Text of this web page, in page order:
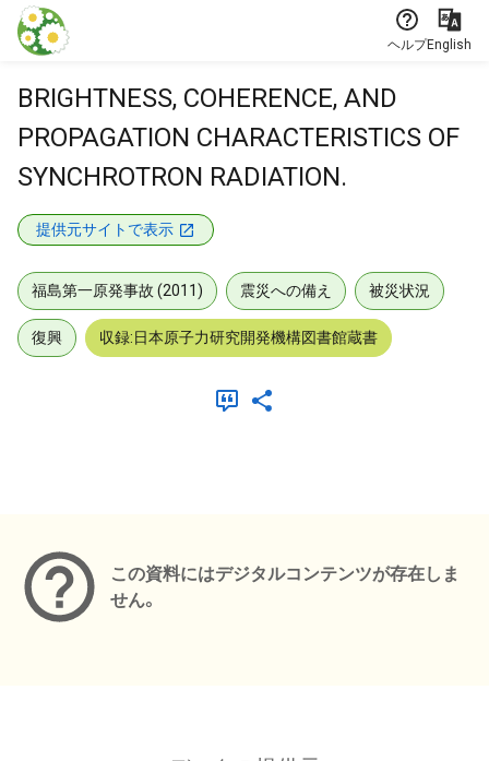
本文に飛ぶ
ヘルプEnglish
BRIGHTNESS, COHERENCE, AND
PROPAGATION CHARACTERISTICS OF
SYNCHROTRON RADIATION.
提供元サイトで表示
福島第一原発事故 (2011) 震災への備え 被災状況
復興 収録:日本原子力研究開発機構図書館蔵書
この資料にはデジタルコンテンツが存在しま
せん。